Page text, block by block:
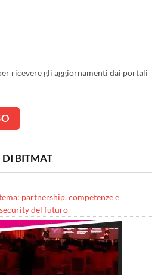
ricevere gli aggiornamenti dai portali
DI BITMAT
partnership, competenze e
del futuro